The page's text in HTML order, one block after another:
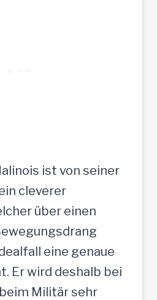
ist von seiner
cleverer
über einen
eine genaue
Er wird deshalb bei
Militär sehr